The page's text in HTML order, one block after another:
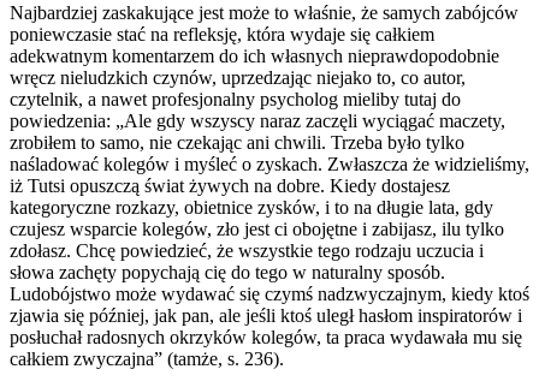
Najbardziej zaskakujące jest może to właśnie, że samych zabójców
poniewczasie stać na refleksję, która wydaje się całkiem
adekwatnym komentarzem do ich własnych nieprawdopodobnie
wręcz nieludzkich czynów, uprzedzając niejako to, co autor,
czytelnik, a nawet profesjonalny psycholog mieliby tutaj do
powiedzenia: „Ale gdy wszyscy naraz zaczęli wyciągać maczety,
zrobiłem to samo, nie czekając ani chwili. Trzeba było tylko
naśladować kolegów i myśleć o zyskach. Zwłaszcza że widzieliśmy,
iż Tutsi opuszczą świat żywych na dobre. Kiedy dostajesz
kategoryczne rozkazy, obietnice zysków, i to na długie lata, gdy
czujesz wsparcie kolegów, zło jest ci obojętne i zabijasz, ilu tylko
zdołasz. Chcę powiedzieć, że wszystkie tego rodzaju uczucia i
słowa zachęty popychają cię do tego w naturalny sposób.
Ludobójstwo może wydawać się czymś nadzwyczajnym, kiedy ktoś
zjawia się później, jak pan, ale jeśli ktoś uległ hasłom inspiratorów i
posłuchał radosnych okrzyków kolegów, ta praca wydawała mu się
całkiem zwyczajna” (tamże, s. 236).